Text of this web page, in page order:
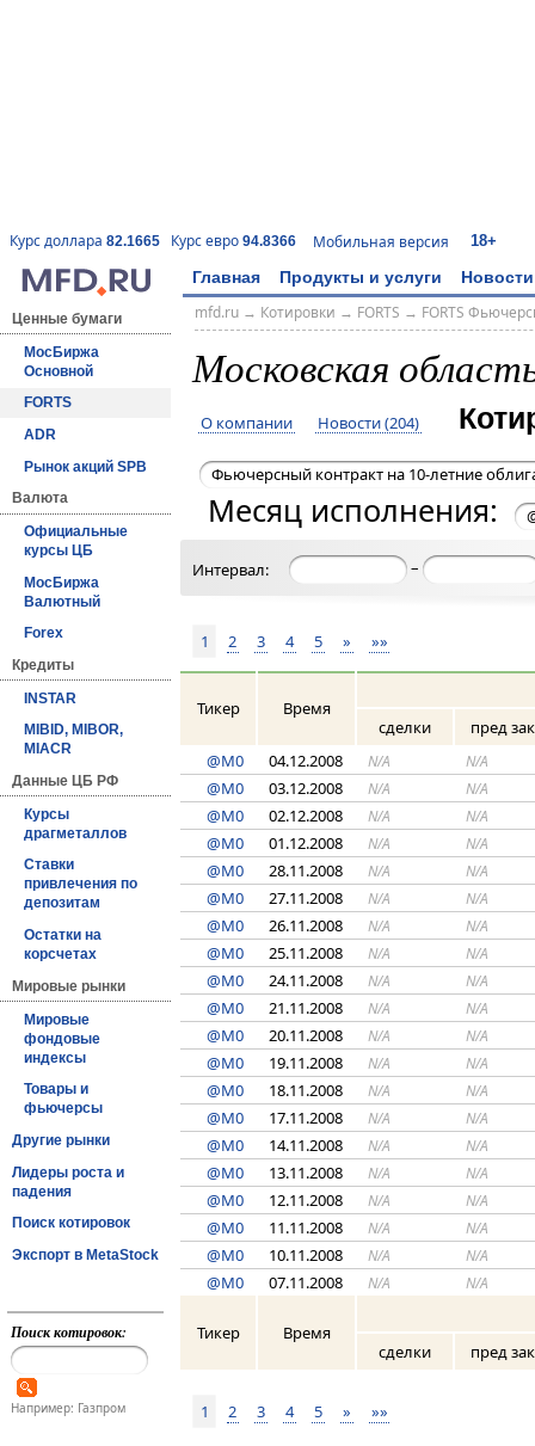
Курс доллара 82.1665 Курс евро 94.8366 Мобильная версия 18+
Главная Продукты и услуги Новости
Ценные бумаги
МосБиржа
Основной
FORTS
ADR
Рынок акций SPB
Валюта
Официальные
курсы ЦБ
МосБиржа
Валютный
Forex
Кредиты
INSTAR
MIBID, MIBOR,
MIACR
Данные ЦБ РФ
Курсы
драгметаллов
Ставки
привлечения по
депозитам
Остатки на
корсчетах
Мировые рынки
Мировые
фондовые
индексы
Товары и
фьючерсы
Другие рынки
Лидеры роста и
падения
Поиск котировок
Экспорт в MetaStock
Поиск котировок:
Например: Газпром
mfd.ru→ Котировки → FORTS → FORTS
Московская
О компании Новости (204)
Фьючерсный контракт на 10-летние
Месяц исполнения:
Интервал: –
1 2 3 4 5 » »»
Тикер
Время
сделки
пред
@M0
04.12.2008 N/A N/A
@M0 03.12.2008 N/A N/A
@M0 02.12.2008 N/A N/A
@M0 01.12.2008 N/A N/A
@M0 28.11.2008 N/A N/A
@M0 27.11.2008 N/A N/A
@M0 26.11.2008 N/A N/A
@M0 25.11.2008 N/A N/A
@M0 24.11.2008 N/A N/A
@M0 21.11.2008 N/A N/A
@M0 20.11.2008 N/A N/A
@M0 19.11.2008 N/A N/A
@M0 18.11.2008 N/A N/A
@M0 17.11.2008 N/A N/A
@M0 14.11.2008 N/A N/A
@M0 13.11.2008 N/A N/A
@M0 12.11.2008 N/A N/A
@M0 11.11.2008 N/A N/A
@M0 10.11.2008 N/A N/A
@M0 07.11.2008 N/A N/A
Тикер
Время
сделки
пред
1 2 3 4 5 » »»